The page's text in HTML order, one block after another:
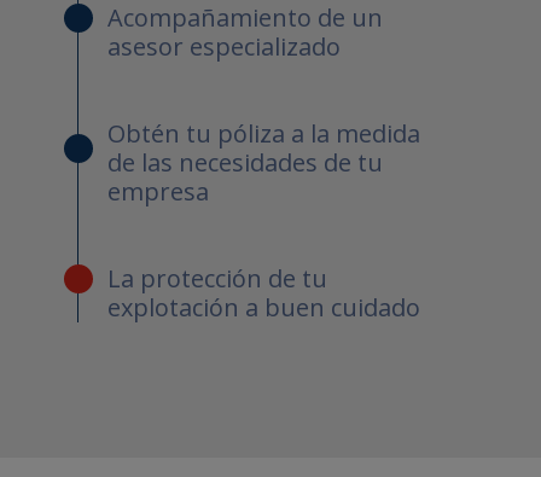
Acompañamiento de un
asesor especializado
Obtén tu póliza a la medida
de las necesidades de tu
empresa
La protección de tu
explotación a buen cuidado